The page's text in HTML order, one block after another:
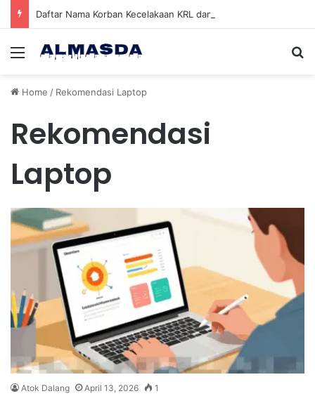
Menu
Home / Rekomendasi Laptop
Rekomendasi
Laptop
Atok Dalang April 13, 2026 1